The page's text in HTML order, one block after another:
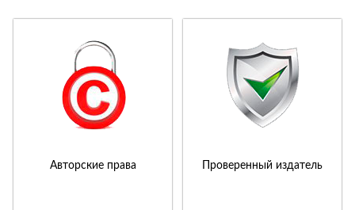
Авторские права Проверенный издатель